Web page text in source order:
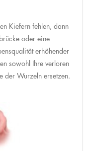
Kiefern fehlen, dann
oder eine
erhöhender
sowohl Ihre verloren
der Wurzeln ersetzen.